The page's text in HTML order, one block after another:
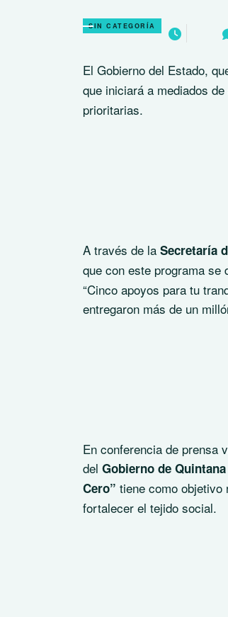
SIN CATEGORÍA
El Gobierno del Estado,
que iniciará a mediados
prioritarias.
A través de la Secretaría
que con este programa se
“Cinco apoyos para tu
entregaron más de un
En conferencia de prensa
del Gobierno de
Cero” tiene como objetivo
fortalecer el tejido social.